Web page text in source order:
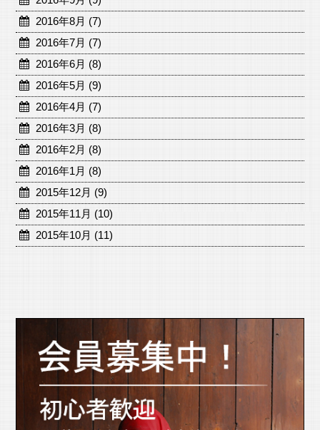
2016年8月 (7)
2016年7月 (7)
2016年6月 (8)
2016年5月 (9)
2016年4月 (7)
2016年3月 (8)
2016年2月 (8)
2016年1月 (8)
2015年12月 (9)
2015年11月 (10)
2015年10月 (11)